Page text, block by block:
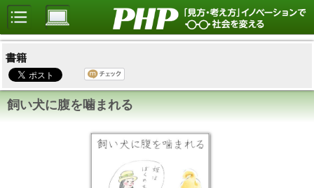
書籍
飼い犬に腹を噛まれる